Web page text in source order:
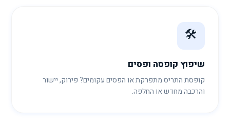
🛠️
שיפוץ קופסה ופסים
קופסת התריס מתפרקת או הפסים עקומים? פירוק, יישור
והרכבה מחדש או החלפה.